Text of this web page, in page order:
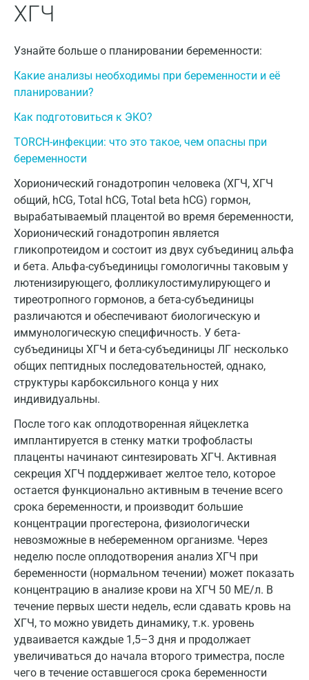
ХГЧ
Узнайте больше о планировании беременности:
Какие анализы необходимы при беременности и её
планировании?
Как подготовиться к ЭКО?
TORCH-инфекции: что это такое, чем опасны при
беременности
Хорионический гонадотропин человека (ХГЧ, ХГЧ
общий, hCG, Total hCG, Total beta hCG) гормон,
вырабатываемый плацентой во время беременности,
Хорионический гонадотропин является
гликопротеидом и состоит из двух субъединиц альфа
и бета. Альфа-субъединицы гомологичны таковым у
лютенизирующего, фолликулостимулирующего и
тиреотропного гормонов, а бета-субъединицы
различаются и обеспечивают биологическую и
иммунологическую специфичность. У бета-
субъединицы ХГЧ и бета-субъединицы ЛГ несколько
общих пептидных последовательностей, однако,
структуры карбоксильного конца у них
индивидуальны.
После того как оплодотворенная яйцеклетка
имплантируется в стенку матки трофобласты
плаценты начинают синтезировать ХГЧ. Активная
секреция ХГЧ поддерживает желтое тело, которое
остается функционально активным в течение всего
срока беременности, и производит большие
концентрации прогестерона, физиологически
невозможные в небеременном организме. Через
неделю после оплодотворения анализ ХГЧ при
беременности (нормальном течении) может показать
концентрацию в анализе крови на ХГЧ 50 МЕ/л. В
течение первых шести недель, если сдавать кровь на
ХГЧ, то можно увидеть динамику, т.к. уровень
удваивается каждые 1,5–3 дня и продолжает
увеличиваться до начала второго триместра, после
чего в течение оставшегося срока беременности
Волжский
Вологда
Воронеж
Всеволожск
Гатчина
Геленджик
Голубое
Дзержинск
Дзержинский
Дмитров
Долгопрудный
Домодедово
Екатеринбург
Жуковский
Звенигород
Зеленоград
Иваново
Ивантеевка
Ижевск
Истра
Йошкар-Ола
Калининград
Калуга
Кемерово
Ковров